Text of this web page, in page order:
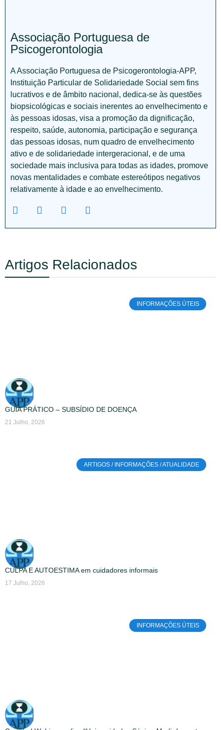
Associação Portuguesa de
Psicogerontologia
A Associação Portuguesa de Psicogerontologia-APP,
Instituição Particular de Solidariedade Social sem fins
lucrativos e de âmbito nacional, dedica-se às questões
biopsicológicas e sociais inerentes ao envelhecimento e
às pessoas idosas, visa a promoção da dignificação,
respeito, saúde, autonomia, participação e segurança
das pessoas idosas, num quadro de envelhecimento
ativo e de solidariedade intergeracional, e de uma
sociedade mais inclusiva para todas as idades, promove
novas mentalidades e combate estereótipos negativos
relativamente à idade e ao envelhecimento.
Artigos Relacionados
INFORMAÇÕES ÚTEIS
GUIA PRÁTICO – SUBSÍDIO DE DOENÇA
21 Julho, 2026
ARTIGOS / INFORMAÇÕES / ATUALIDADE
CULPA E AUTOESTIMA em cuidadores informais
17 Julho, 2026
INFORMAÇÕES ÚTEIS